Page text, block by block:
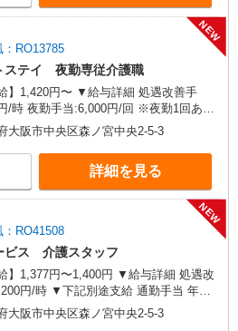
RO13785
NEW
ステイ 夜勤専従介護職
円〜 ▼給与詳細 処遇改善手
/時 夜勤手当:6,000円/回 ※夜勤1回あた
遇改善手当含） ▼下記別途支給 通
手当：380円/時 寸志あり：年2回
※業績による ※処遇改善手当は試
ヶ月)は支給なし
大阪市中央区森ノ宮中央2-5-3
詳細を見る
RO41508
NEW
ビス 介護スタッフ
1,377円〜1,400円 ▼給与詳細 処遇改
途支給 通勤手当 年末
志あり：年2回（6月・12
善手当は試用期間中(3
大阪市中央区森ノ宮中央2-5-3